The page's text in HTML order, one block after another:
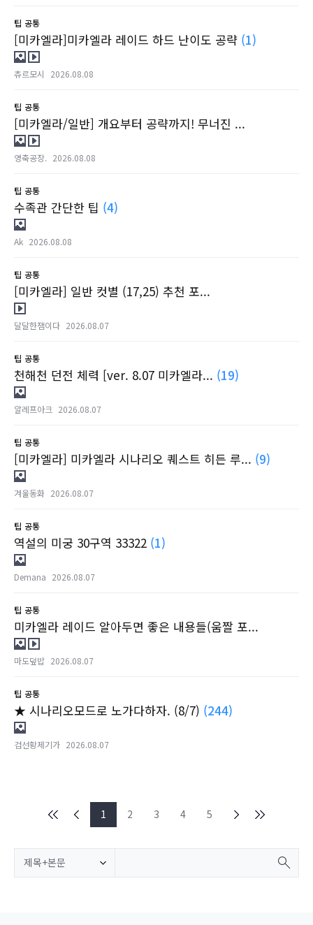
팁 공통
[미카엘라]미카엘라 레이드 하드 난이도 공략 (1)
츄르모시 2026.08.08
팁 공통
[미카엘라/일반] 개요부터 공략까지! 무너진 ...
영축공장. 2026.08.08
팁 공통
수족관 간단한 팁 (4)
Ak 2026.08.08
팁 공통
[미카엘라] 일반 컷별 (17,25) 추천 포...
달달한잼이다 2026.08.07
팁 공통
천해천 던전 체력 [ver. 8.07 미카엘라... (19)
알레프아크 2026.08.07
팁 공통
[미카엘라] 미카엘라 시나리오 퀘스트 히든 루... (9)
겨울동화 2026.08.07
팁 공통
역설의 미궁 30구역 33322 (1)
Demana 2026.08.07
팁 공통
미카엘라 레이드 알아두면 좋은 내용들(움짤 포...
마도덮밥 2026.08.07
팁 공통
★ 시나리오모드로 노가다하자. (8/7) (244)
검선황제기가 2026.08.07
1 2 3 4 5
제목+본문